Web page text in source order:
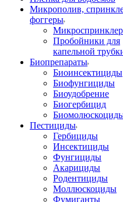
Микрополив,
фоггеры
Пробойники для
капельной
Биопрепараты
Биоинсектициды
Биофунгициды
Биоудобрение
Биогербицид
Пестициды
Гербициды
Инсектициды
Фунгициды
Акарициды
Родентициды
Моллюскоциды
Фумиганты